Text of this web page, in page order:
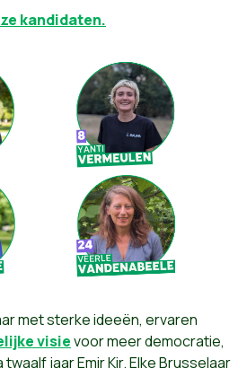
kandidaten.
met sterke ideeën, ervaren
visievoor meer democratie,
jaar Emir Kir. Elke Brusselaar